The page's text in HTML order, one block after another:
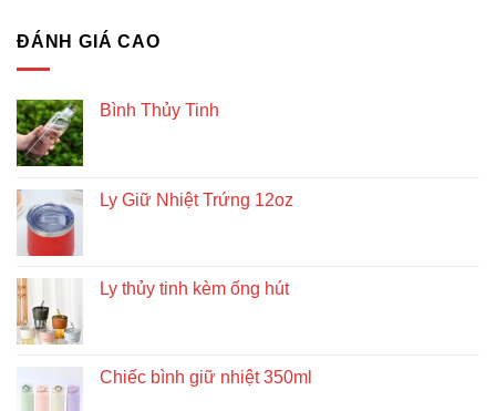
ĐÁNH GIÁ CAO
Bình Thủy Tinh
Ly Giữ Nhiệt Trứng 12oz
Ly thủy tinh kèm ống hút
Chiếc bình giữ nhiệt 350ml